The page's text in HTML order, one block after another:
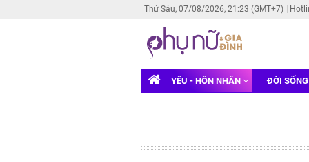
Thứ Sáu, 07/08/2026, 21:23 (GMT+7)
YÊU - HÔN NHÂN ĐỜI